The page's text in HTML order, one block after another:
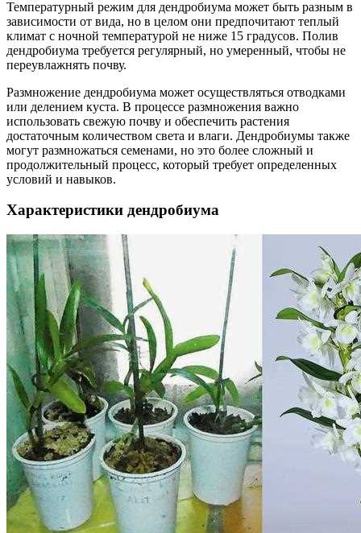
Температурный режим для дендробиума может быть разным в
зависимости от вида, но в целом они предпочитают теплый
климат с ночной температурой не ниже 15 градусов. Полив
дендробиума требуется регулярный, но умеренный, чтобы не
переувлажнять почву.
Размножение дендробиума может осуществляться отводками
или делением куста. В процессе размножения важно
использовать свежую почву и обеспечить растения
достаточным количеством света и влаги. Дендробиумы также
могут размножаться семенами, но это более сложный и
продолжительный процесс, который требует определенных
условий и навыков.
Характеристики дендробиума